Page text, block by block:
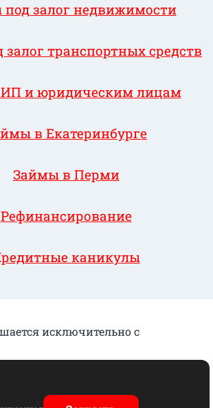
залог недвижимости
транспортных средств
и юридическим лицам
в Екатеринбурге
Займы в Перми
Рефинансирование
каникулы
исключительно с